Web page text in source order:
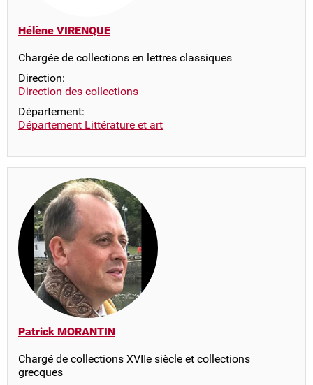
Hélène VIRENQUE
Chargée de collections en lettres classiques
Direction:
Direction des collections
Département:
Département Littérature et art
Patrick MORANTIN
Chargé de collections XVIIe siècle et collections
grecques